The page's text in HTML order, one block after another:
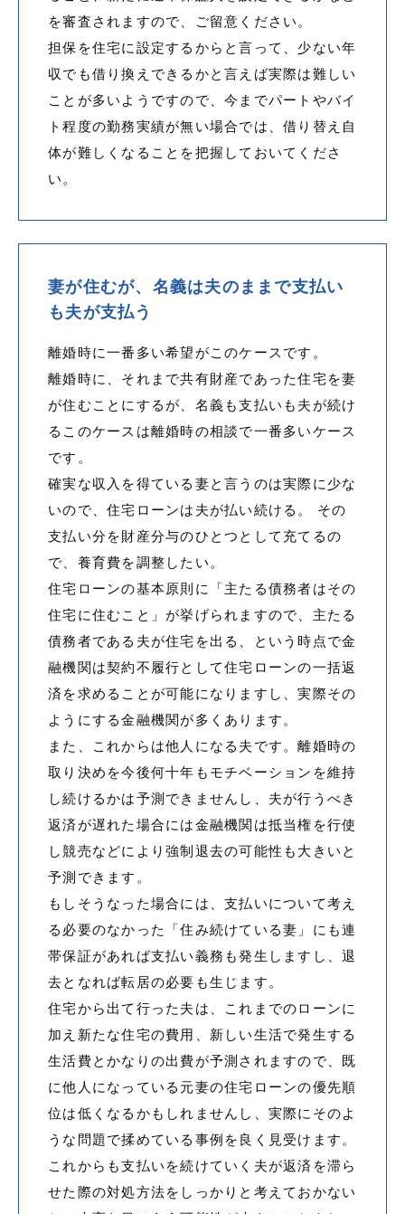
を審査されますので、ご留意ください。
担保を住宅に設定するからと言って、少ない年
収でも借り換えできるかと言えば実際は難しい
ことが多いようですので、今までパートやバイ
ト程度の勤務実績が無い場合では、借り替え自
体が難しくなることを把握しておいてくださ
い。
妻が住むが、名義は夫のままで支払い
も夫が支払う
離婚時に一番多い希望がこのケースです。
離婚時に、それまで共有財産であった住宅を妻
が住むことにするが、名義も支払いも夫が続け
るこのケースは離婚時の相談で一番多いケース
です。
確実な収入を得ている妻と言うのは実際に少な
いので、住宅ローンは夫が払い続ける。 その
支払い分を財産分与のひとつとして充てるの
で、養育費を調整したい。
住宅ローンの基本原則に「主たる債務者はその
住宅に住むこと」が挙げられますので、主たる
債務者である夫が住宅を出る、という時点で金
融機関は契約不履行として住宅ローンの一括返
済を求めることが可能になりますし、実際その
ようにする金融機関が多くあります。
また、これからは他人になる夫です。離婚時の
取り決めを今後何十年もモチベーションを維持
し続けるかは予測できませんし、夫が行うべき
返済が遅れた場合には金融機関は抵当権を行使
し競売などにより強制退去の可能性も大きいと
予測できます。
もしそうなった場合には、支払いについて考え
る必要のなかった「住み続けている妻」にも連
帯保証があれば支払い義務も発生しますし、退
去となれば転居の必要も生じます。
住宅から出て行った夫は、これまでのローンに
加え新たな住宅の費用、新しい生活で発生する
生活費とかなりの出費が予測されますので、既
に他人になっている元妻の住宅ローンの優先順
位は低くなるかもしれませんし、実際にそのよ
うな問題で揉めている事例を良く見受けます。
これからも支払いを続けていく夫が返済を滞ら
せた際の対処方法をしっかりと考えておかない